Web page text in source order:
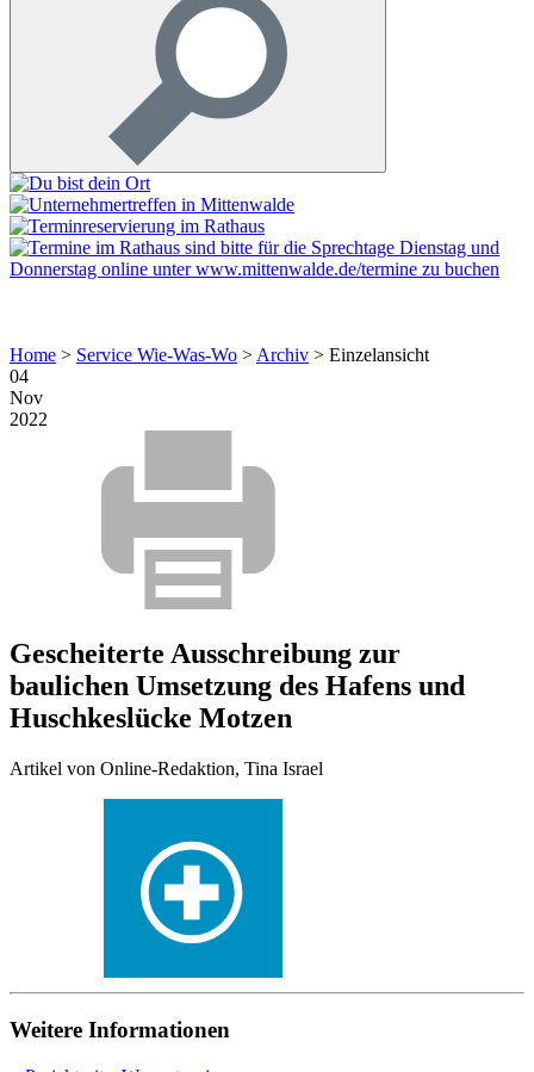
Home > Service Wie-Was-Wo >Archiv > Einzelansicht
04
Nov
2022
Gescheiterte Ausschreibung zur
baulichen Umsetzung des Hafens und
Huschkeslücke Motzen
Artikel von Online-Redaktion, Tina Israel
Weitere Informationen